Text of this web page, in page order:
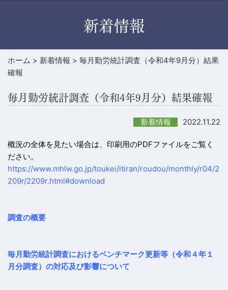
新着情報
ホーム > 新着情報 > 毎月勤労統計調査（令和4年9月分）結果
確報
毎月勤労統計調査（令和4年9月分）結果確報
新着情報 2022.11.22
概況の全体を見たい場合は、印刷用のPDFファイルをご覧く
ださい。
https://www.mhlw.go.jp/toukei/itiran/roudou/monthly/r04/2
209r/2209r.html#download
調査の概要
毎月勤労統計調査におけるベンチマーク更新等（令和４年１
月分調査）の対応及び影響について